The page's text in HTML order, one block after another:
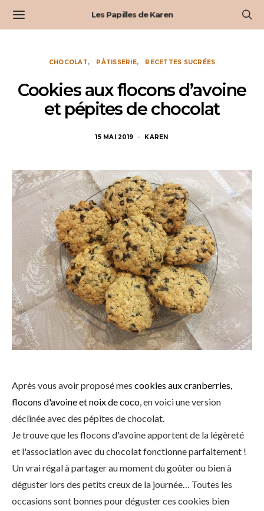
Les Papilles de Karen
CHOCOLAT PÂTISSERIE RECETTES SUCRÉES
Cookies aux flocons d’avoine
et pépites de chocolat
15 MAI 2019 KAREN
Après vous avoir proposé mes cookies aux cranberries,
flocons d'avoine et noix de coco, en voici une version
déclinée avec des pépites de chocolat.
Je trouve que les flocons d'avoine apportent de la légèreté
et l'association avec du chocolat fonctionne parfaitement !
Un vrai régal à partager au moment du goûter ou bien à
déguster lors des petits creux de la journée… Toutes les
occasions sont bonnes pour déguster ces cookies bien